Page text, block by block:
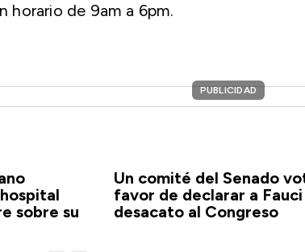
horario de 9am a 6pm.
PUBLICIDAD
sobre su
Un comité del Senado
favor de declarar a Fauci
desacato al Congreso